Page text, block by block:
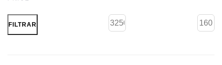
FILTRAR